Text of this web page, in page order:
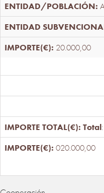
20.000,00
Total:
020.000,00